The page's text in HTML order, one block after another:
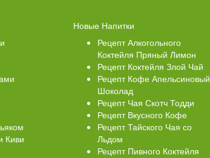
Торт Медовик Карамельный
Киви
Новые Напитки
Рецепт Алкогольного
Коктейля Пряный Лимон
Рецепт Коктейля Злой Чай
Рецепт Кофе Апельсиновый
Шоколад
Рецепт Чая Скотч Тодди
Рецепт Вкусного Кофе
Рецепт Тайского Чая со
Льдом
Рецепт Пивного Коктейля